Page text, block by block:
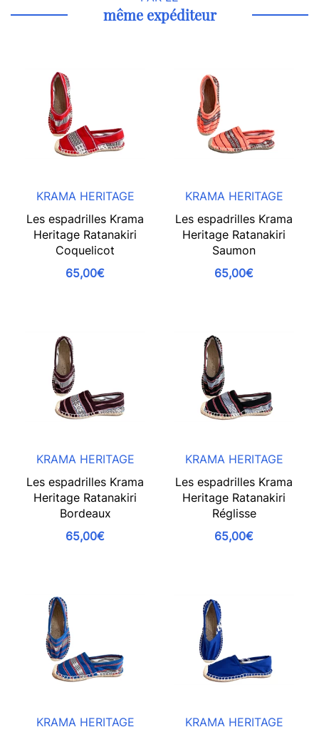
même expéditeur
KRAMA HERITAGE
Les espadrilles Krama
Heritage Ratanakiri
Coquelicot
65,00€
KRAMA HERITAGE
Les espadrilles Krama
Heritage Ratanakiri
Saumon
65,00€
KRAMA HERITAGE
Les espadrilles Krama
Heritage Ratanakiri
Bordeaux
65,00€
KRAMA HERITAGE
Les espadrilles Krama
Heritage Ratanakiri
Réglisse
65,00€
KRAMA HERITAGE
KRAMA HERITAGE